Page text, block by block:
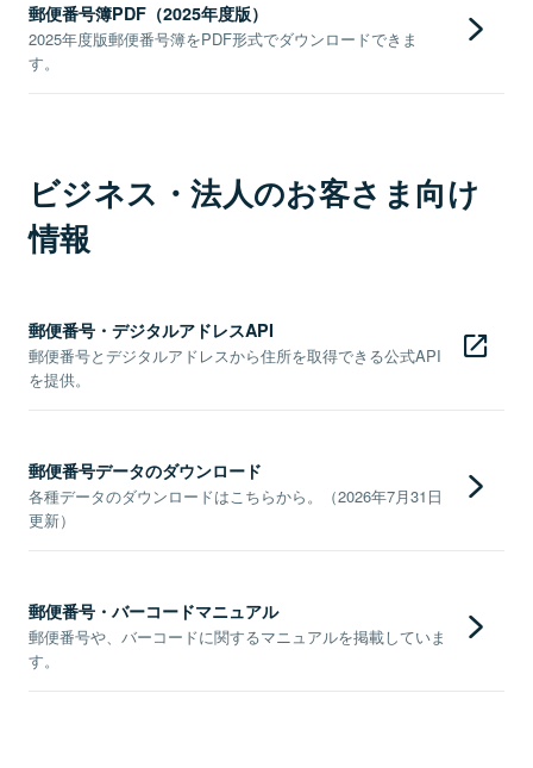
郵便番号簿PDF（2025年度版）
2025年度版郵便番号簿をPDF形式でダウンロードできま
す。
ビジネス・法人のお客さま向け
情報
郵便番号・デジタルアドレスAPI
郵便番号とデジタルアドレスから住所を取得できる公式API
を提供。
郵便番号データのダウンロード
各種データのダウンロードはこちらから。（2026年7月31日
更新）
郵便番号・バーコードマニュアル
郵便番号や、バーコードに関するマニュアルを掲載していま
す。